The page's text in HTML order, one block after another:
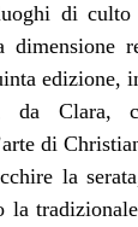
di
edizione,
da Clara,
di
la